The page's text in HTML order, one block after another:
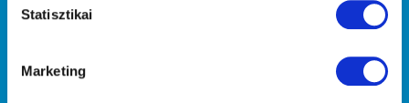
Statisztikai
Marketing